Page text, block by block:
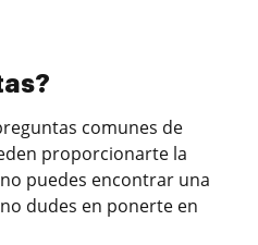
comunes de
proporcionarte la
puedes encontrar una
dudes en ponerte en